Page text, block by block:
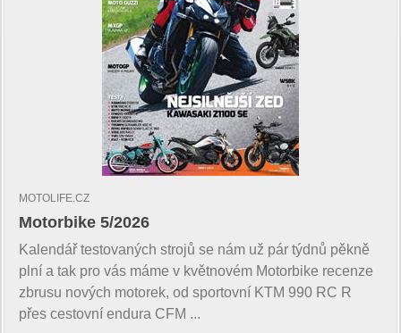
MOTOLIFE.CZ
Motorbike 5/2026
Kalendář testovaných strojů se nám už pár týdnů pěkně
plní a tak pro vás máme v květnovém Motorbike recenze
zbrusu nových motorek, od sportovní KTM 990 RC R
přes cestovní endura CFM ...